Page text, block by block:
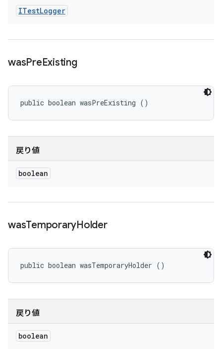
ITestLogger
wasPreExisting
public boolean wasPreExisting ()
戻り値
boolean
wasTemporaryHolder
public boolean wasTemporaryHolder ()
戻り値
boolean